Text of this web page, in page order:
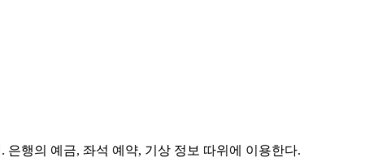
행의 예금, 좌석 예약, 기상 정보 따위에 이용한다.